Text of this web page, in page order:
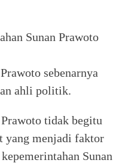
Sunan Prawoto
sebenarnya
ahli politik.
tidak begitu
yang menjadi faktor
Sunan